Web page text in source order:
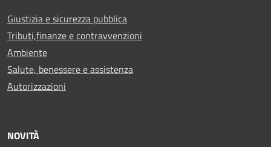
Giustizia e sicurezza pubblica
Tributi,finanze e contravvenzioni
Ambiente
Salute, benessere e assistenza
Autorizzazioni
NOVITÀ